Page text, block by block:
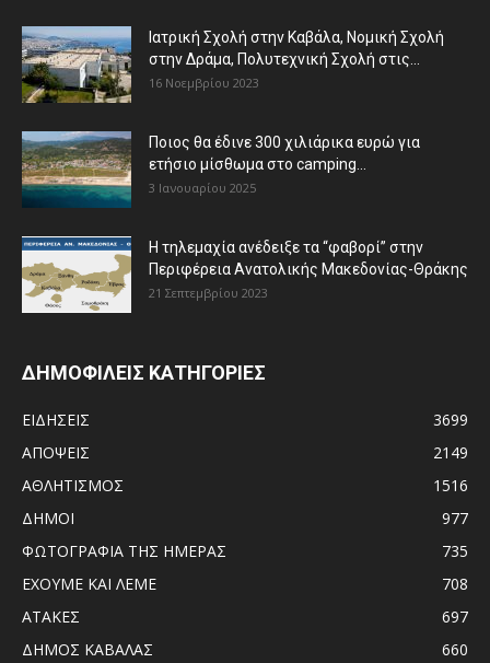
Ιατρική Σχολή στην Καβάλα, Νομική Σχολή
στην Δράμα, Πολυτεχνική Σχολή στις...
16 Νοεμβρίου 2023
Ποιος θα έδινε 300 χιλιάρικα ευρώ για
ετήσιο μίσθωμα στο camping...
3 Ιανουαρίου 2025
Η τηλεμαχία ανέδειξε τα “φαβορί” στην
Περιφέρεια Ανατολικής Μακεδονίας-Θράκης
21 Σεπτεμβρίου 2023
ΔΗΜΟΦΙΛΕΙΣ ΚΑΤΗΓΟΡΙΕΣ
ΕΙΔΗΣΕΙΣ
3699
ΑΠΟΨΕΙΣ
2149
ΑΘΛΗΤΙΣΜΟΣ
1516
ΔΗΜΟΙ
977
ΦΩΤΟΓΡΑΦΙΑ ΤΗΣ ΗΜΕΡΑΣ
735
ΕΧΟΥΜΕ ΚΑΙ ΛΕΜΕ
708
ΑΤΑΚΕΣ
697
ΔΗΜΟΣ ΚΑΒΑΛΑΣ
660